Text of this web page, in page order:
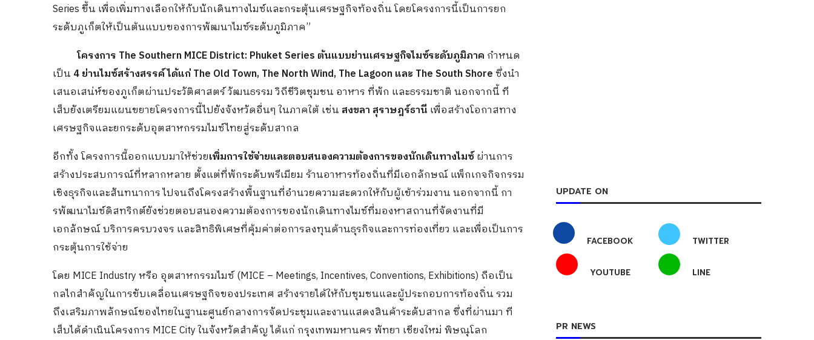
Series ขึ้น เพื่อเพิ่มทางเลือกให้กับนักเดินทางไมซ์และกระตุ้นเศรษฐกิจท้องถิ่น โดยโครงการนี้เป็นการยก
ระดับภูเก็ตให้เป็นต้นแบบของการพัฒนาไมซ์ระดับภูมิภาค”
โครงการ The Southern MICE District: Phuket Series ต้นแบบย่านเศรษฐกิจไมซ์ระดับภูมิภาค กำหนด
เป็น 4 ย่านไมซ์สร้างสรรค์ ได้แก่ The Old Town, The North Wind, The Lagoon และ The South Shoreซึ่งนำ
เสนอเสน่ห์ของภูเก็ตผ่านประวัติศาสตร์ วัฒนธรรม วิถีชีวิตชุมชน อาหาร ที่พัก และธรรมชาติ นอกจากนี้ ที
เส็บยังเตรียมแผนขยายโครงการนี้ไปยังจังหวัดอื่นๆ ในภาคใต้ เช่นสงขลาสุราษฎร์ธานี เพื่อสร้างโอกาสทาง
เศรษฐกิจและยกระดับอุตสาหกรรมไมซ์ไทยสู่ระดับสากล
อีกทั้ง โครงการนี้ออกแบบมาให้ช่วยเพิ่มการใช้จ่ายและตอบสนองความต้องการของนักเดินทางไมซ์ผ่านการ
สร้างประสบการณ์ที่หลากหลาย ตั้งแต่ที่พักระดับพรีเมียม ร้านอาหารท้องถิ่นที่มีเอกลักษณ์ แพ็กเกจกิจกรรม
เชิงธุรกิจและสันทนาการ ไปจนถึงโครงสร้างพื้นฐานที่อำนวยความสะดวกให้กับผู้เข้าร่วมงาน นอกจากนี้ กา
รพัฒนาไมซ์ดิสทริกต์ยังช่วยตอบสนองความต้องการของนักเดินทางไมซ์ที่มองหาสถานที่จัดงานที่มี
เอกลักษณ์ บริการครบวงจร และสิทธิพิเศษที่คุ้มค่าต่อการลงทุนด้านธุรกิจและการท่องเที่ยว และเพื่อเป็นการ
กระตุ้นการใช้จ่าย
โดย MICE Industry หรือ อุตสาหกรรมไมซ์ (MICE – Meetings, Incentives, Conventions, Exhibitions) ถือเป็น
กลไกสำคัญในการขับเคลื่อนเศรษฐกิจของประเทศ สร้างรายได้ให้กับชุมชนและผู้ประกอบการท้องถิ่น รวม
ถึงเสริมภาพลักษณ์ของไทยในฐานะศูนย์กลางการจัดประชุมและงานแสดงสินค้าระดับสากล ซึ่งที่ผ่านมา ที
เส็บได้ดำเนินโครงการ MICE City ในจังหวัดสำคัญ ได้แก่ กรุงเทพมหานคร พัทยา เชียงใหม่ พิษณุโลก
UPDATE ON
FACEBOOK TWITTER
YOUTUBE LINE
PR NEWS